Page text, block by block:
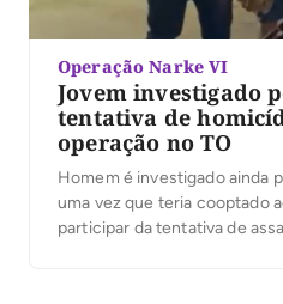
Operação Narke VI
Jovem investigado
tentativa de
operação no TO
Homem é investigado ainda
uma vez que teria cooptado
participar da tentativa de